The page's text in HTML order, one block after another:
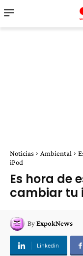
Noticias Ambiental
iPod
Es hora de
cambiar tu
ByExpokNews
Linkedin